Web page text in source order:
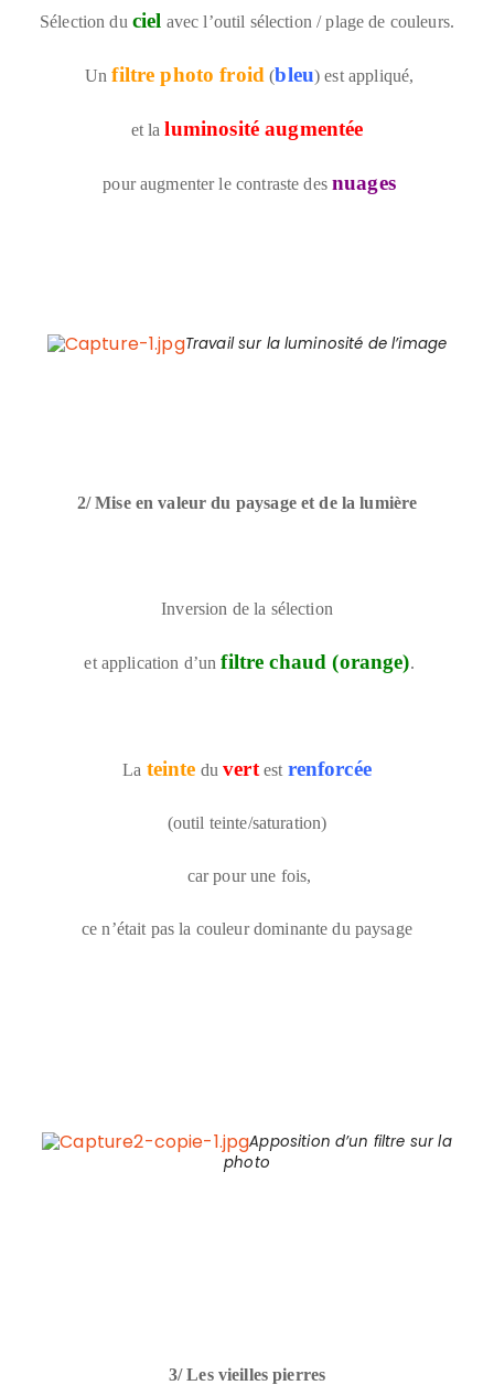
Sélection du ciel avec l’outil sélection / plage de couleurs.
Un filtre photo froid (bleu) est appliqué,
et la luminosité augmentée
pour augmenter le contraste des nuages
Travail sur la luminosité de l’image
2/ Mise en valeur du paysage et de la lumière
Inversion de la sélection
et application d’un filtre chaud (orange).
La teinte du vert est renforcée
(outil teinte/saturation)
car pour une fois,
ce n’était pas la couleur dominante du paysage
Apposition d’un filtre sur la
photo
3/ Les vieilles pierres